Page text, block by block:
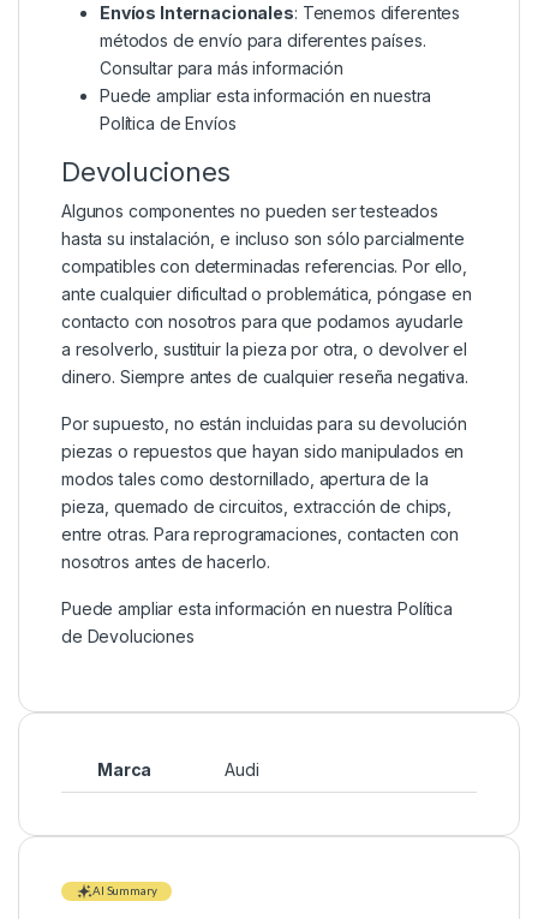
Envíos Internacionales: Tenemos diferentes
métodos de envío para diferentes países.
Consultar para más información
Puede ampliar esta información en nuestra
Política de Envíos
Devoluciones
Algunos componentes no pueden ser testeados
hasta su instalación, e incluso son sólo parcialmente
compatibles con determinadas referencias. Por ello,
ante cualquier dificultad o problemática, póngase en
contacto con nosotros para que podamos ayudarle
a resolverlo, sustituir la pieza por otra, o devolver el
dinero. Siempre antes de cualquier reseña negativa.
Por supuesto, no están incluidas para su devolución
piezas o repuestos que hayan sido manipulados en
modos tales como destornillado, apertura de la
pieza, quemado de circuitos, extracción de chips,
entre otras. Para reprogramaciones, contacten con
nosotros antes de hacerlo.
Puede ampliar esta información en nuestraPolítica
de Devoluciones
Marca Audi
AI Summary